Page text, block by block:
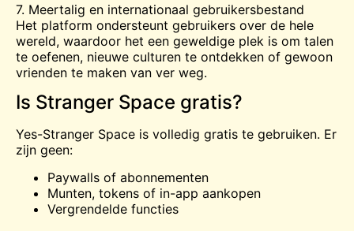
7. Meertalig en internationaal gebruikersbestand
Het platform ondersteunt gebruikers over de hele
wereld, waardoor het een geweldige plek is om talen
te oefenen, nieuwe culturen te ontdekken of gewoon
vrienden te maken van ver weg.
Is Stranger Space gratis?
Yes-Stranger Space is volledig gratis te gebruiken. Er
zijn geen:
Paywalls of abonnementen
Munten, tokens of in-app aankopen
Vergrendelde functies